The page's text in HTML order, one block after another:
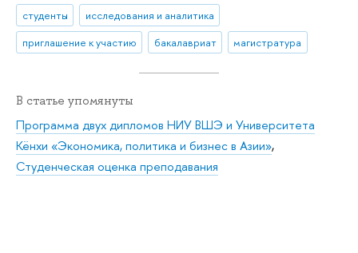
студенты
исследования и аналитика
приглашение к участию
бакалавриат магистратура
В статье упомянуты
Программа двух дипломов НИУ ВШЭ и Университета
Кёнхи «Экономика, политика и бизнес в Азии»,
Студенческая оценка преподавания